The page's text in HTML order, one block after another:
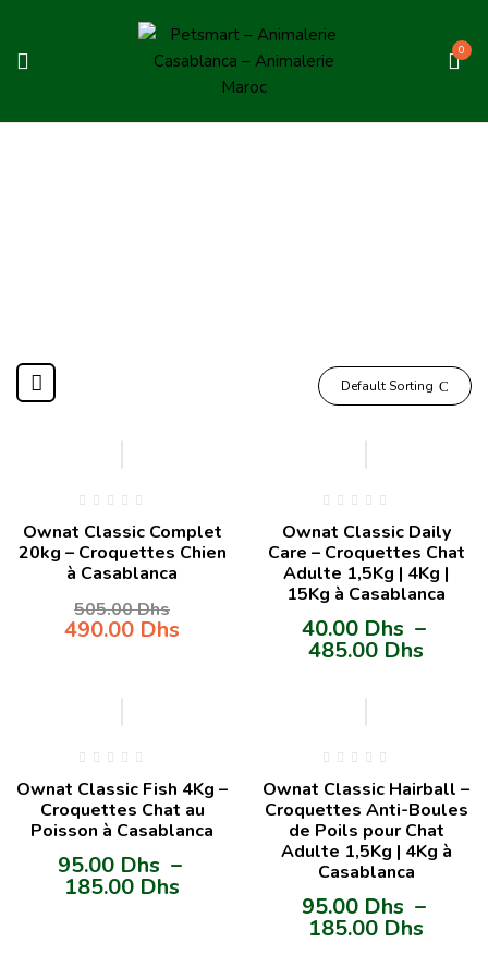
0
Default Sorting
Ownat Classic Complet
20kg – Croquettes Chien
à Casablanca
505.00Dhs
490.00 Dhs
Ownat Classic Daily
Care – Croquettes Chat
Adulte 1,5Kg | 4Kg |
15Kg à Casablanca
40.00 Dhs –
485.00 Dhs
Ownat Classic Fish 4Kg –
Croquettes Chat au
Poisson à Casablanca
95.00 Dhs –
185.00 Dhs
Ownat Classic Hairball –
Croquettes Anti-Boules
de Poils pour Chat
Adulte 1,5Kg | 4Kg à
Casablanca
95.00 Dhs –
185.00 Dhs